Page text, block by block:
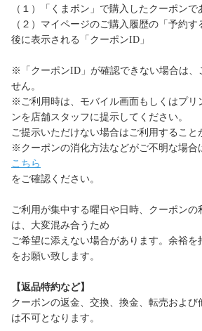
（１）「くまポン」で購入したクーポンで
（２）マイページのご購入履歴の「予約
後に表示される「クーポンID」
※「クーポンID」が確認できない場合は、
せん。
※ご利用時は、モバイル画面もしくはプリ
ンを店舗スタッフに提示してください。
ご提示いただけない場合はご利用すること
※クーポンの消化方法などがご不明な場合
こちら
をご確認ください。
ご利用が集中する曜日や日時、クーポンの
は、大変混み合うため
ご希望に添えない場合があります。余裕を
をお願い致します。
【返品特約など】
クーポンの返金、交換、換金、転売および
は不可となります。